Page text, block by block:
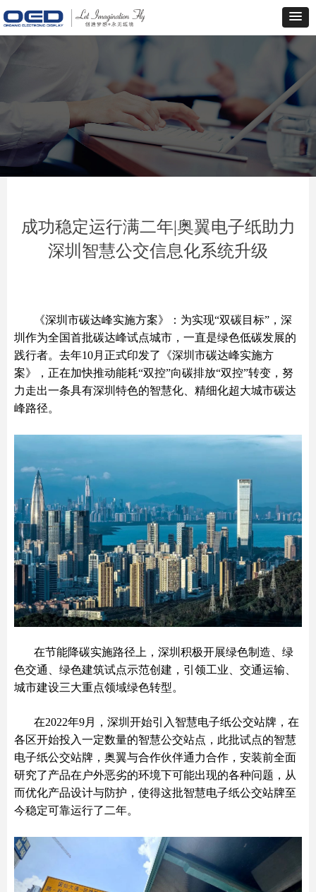
成功稳定运行满二年|奥翼电子纸助力
深圳智慧公交信息化系统升级
《深圳市碳达峰实施方案》：为实现“双碳目标”，深
圳作为全国首批碳达峰试点城市，一直是绿色低碳发展的
践行者。去年10月正式印发了《深圳市碳达峰实施方
案》，正在加快推动能耗“双控”向碳排放“双控”转变，努
力走出一条具有深圳特色的智慧化、精细化超大城市碳达
峰路径。
在节能降碳实施路径上，深圳积极开展绿色制造、绿
色交通、绿色建筑试点示范创建，引领工业、交通运输、
城市建设三大重点领域绿色转型。
在2022年9月，深圳开始引入智慧电子纸公交站牌，在
各区开始投入一定数量的智慧公交站点，此批试点的智慧
电子纸公交站牌，奥翼与合作伙伴通力合作，安装前全面
研究了产品在户外恶劣的环境下可能出现的各种问题，从
而优化产品设计与防护，使得这批智慧电子纸公交站牌至
今稳定可靠运行了二年。